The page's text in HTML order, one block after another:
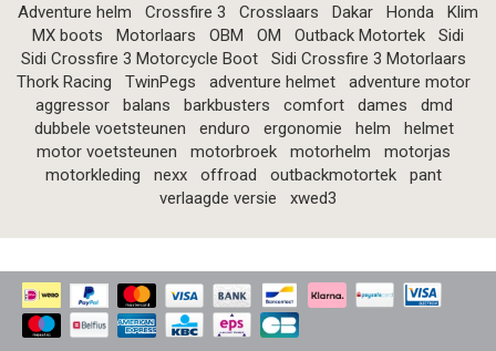
Adventure helm Crossfire 3 Crosslaars Dakar Honda
Klim
MX boots
Motorlaars OBM OM Outback Motortek
Sidi
Sidi Crossfire 3 Motorcycle Boot
Sidi Crossfire 3 Motorlaars
Thork Racing
TwinPegs adventure helmet
adventure motor
aggressor
balans barkbusters comfort dames
dmd
dubbele voetsteunen
enduro ergonomie helm
helmet
motor voetsteunen
motorbroek motorhelm
motorjas
motorkleding
nexx offroad outbackmotortek
pant
verlaagde versie
xwed3